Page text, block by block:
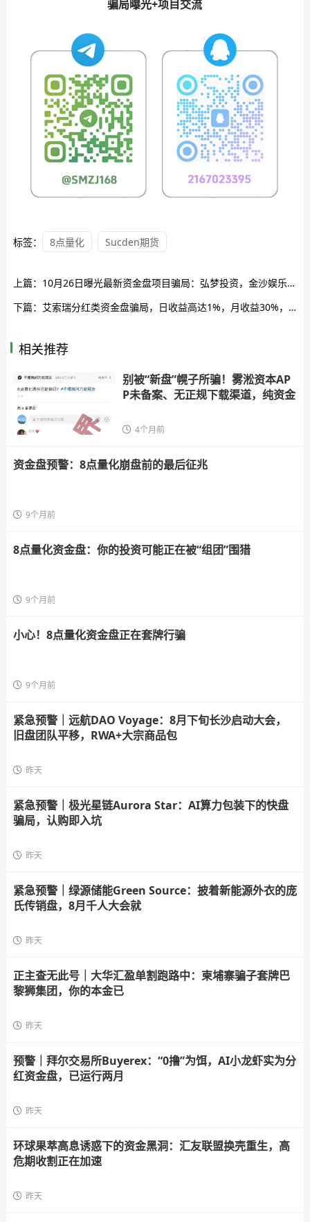
骗局曝光+项目交流
标签： 8点量化 Sucden期货
上篇： 10月26日曝光最新资金盘项目骗局：弘梦投资，金沙娱乐，金睿控股，德信资本，安裕财富...随时可能卷钱跑路！
下篇： 艾索瑞分红类资金盘骗局，日收益高达1%，月收益30%，典型的境外杀猪盘，高度预警，即将崩盘跑路！
相关推荐
别被“新盘”幌子所骗！雾淞资本AP
P未备案、无正规下载渠道，纯资金
4个月前
资金盘预警：8点量化崩盘前的最后征兆
9个月前
8点量化资金盘：你的投资可能正在被“组团”围猎
9个月前
小心！8点量化资金盘正在套牌行骗
9个月前
紧急预警｜远航DAO Voyage：8月下旬长沙启动大会，
旧盘团队平移，RWA+大宗商品包
昨天
紧急预警｜极光星链Aurora Star：AI算力包装下的快盘
骗局，认购即入坑
昨天
紧急预警｜绿源储能Green Source：披着新能源外衣的庞
氏传销盘，8月千人大会就
昨天
正主查无此号｜大华汇盈单割跑路中：柬埔寨骗子套牌巴
黎狮集团，你的本金已
昨天
预警｜拜尔交易所Buyerex：“0撸”为饵，AI小龙虾实为分
红资金盘，已运行两月
昨天
环球果萃高息诱惑下的资金黑洞：汇友联盟换壳重生，高
危期收割正在加速
昨天